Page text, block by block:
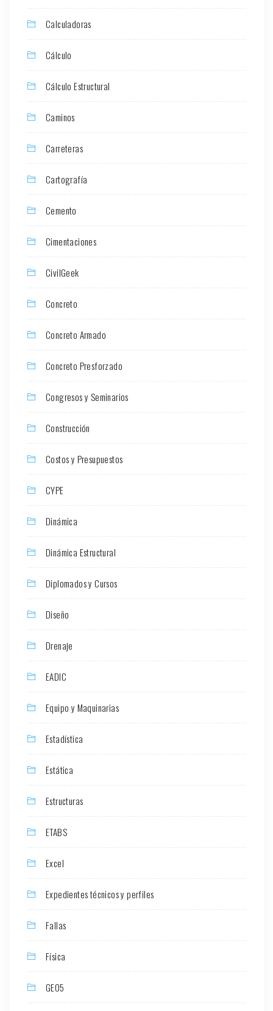
Calculadoras
Cálculo
Cálculo Estructural
Caminos
Carreteras
Cartografía
Cemento
Cimentaciones
CivilGeek
Concreto
Concreto Armado
Concreto Presforzado
Congresos y Seminarios
Construcción
Costos y Presupuestos
CYPE
Dinámica
Dinámica Estructural
Diplomados y Cursos
Diseño
Drenaje
EADIC
Equipo y Maquinarias
Estadística
Estática
Estructuras
ETABS
Excel
Expedientes técnicos y perfiles
Fallas
Física
GEO5